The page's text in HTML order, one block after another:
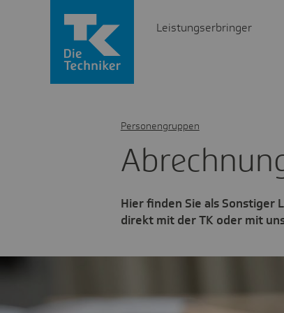
Leistungserbringer
Hier finden Sie als
direkt mit der TK oder mit
Personengruppen